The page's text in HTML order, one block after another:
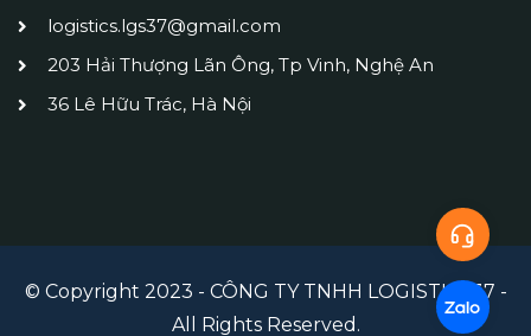
logistics.lgs37@gmail.com
203 Hải Thượng Lãn Ông, Tp Vinh, Nghệ An
36 Lê Hữu Trác, Hà Nội
© Copyright 2023 - CÔNG TY TNHH LOGISTICS37 -
All Rights Reserved.